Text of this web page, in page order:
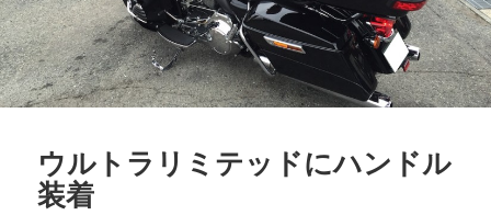
ウルトラリミテッドにハンドル
装着